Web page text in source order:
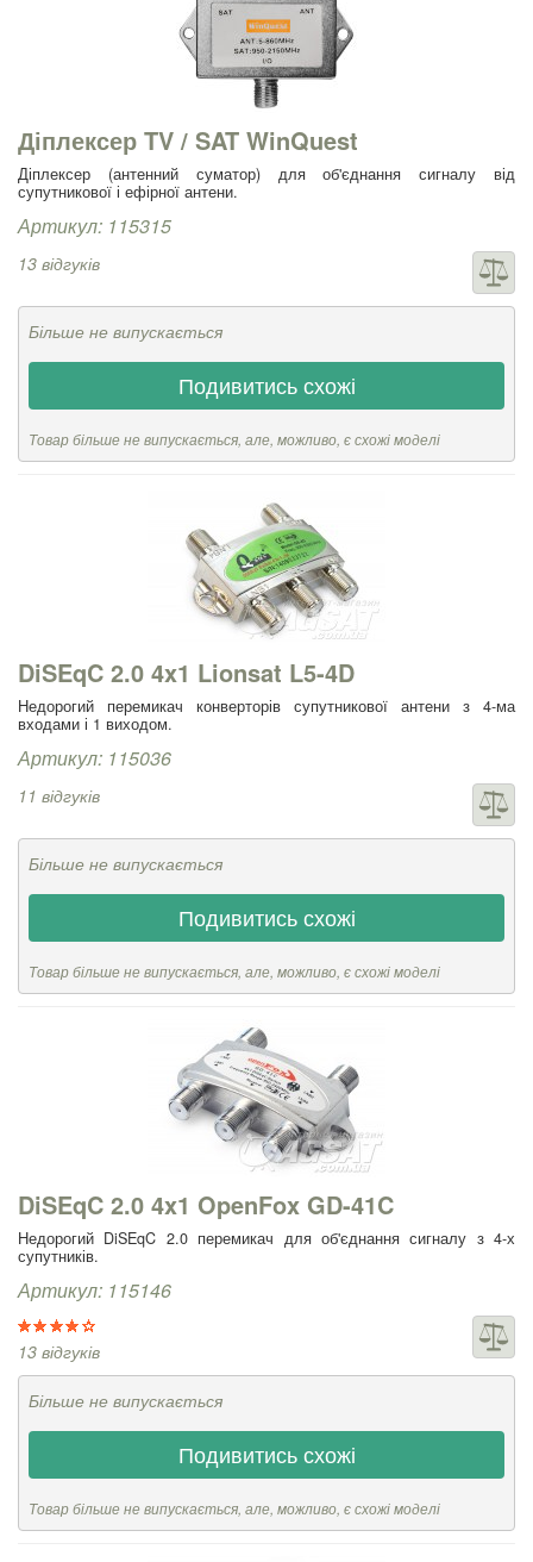
Діплексер TV / SAT WinQuest
Діплексер (антенний суматор) для об'єднання сигналу від
супутникової і ефірної антени.
Артикул: 115315
13 відгуків
Більше не випускається
Подивитись схожі
Товар більше не випускається, але, можливо, є схожі моделі
DiSEqC 2.0 4x1 Lionsat L5-4D
Недорогий перемикач конверторів супутникової антени з 4-ма
входами і 1 виходом.
Артикул: 115036
11 відгуків
Більше не випускається
Подивитись схожі
Товар більше не випускається, але, можливо, є схожі моделі
DiSEqC 2.0 4x1 OpenFox GD-41C
Недорогий DiSEqC 2.0 перемикач для об'єднання сигналу з 4-х
супутників.
Артикул: 115146
13 відгуків
Більше не випускається
Подивитись схожі
Товар більше не випускається, але, можливо, є схожі моделі